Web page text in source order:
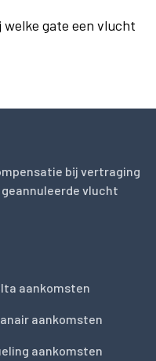
gate een vlucht
bij vertraging
vlucht
aankomsten
aankomsten
aankomsten